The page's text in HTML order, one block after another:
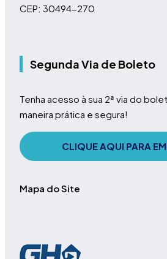
CEP: 30494-270
Segunda Via de Boleto
Tenha acesso à sua 2ª via do
maneira prática e segura!
CLIQUE AQUI PARA
Mapa do Site